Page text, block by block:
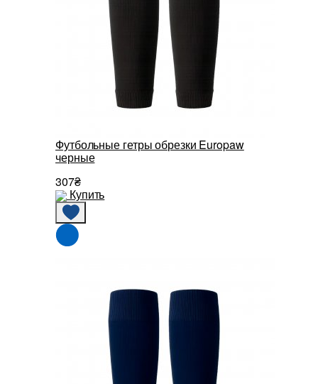
Футбольные гетры обрезки Europaw
черные
307₴
Купить